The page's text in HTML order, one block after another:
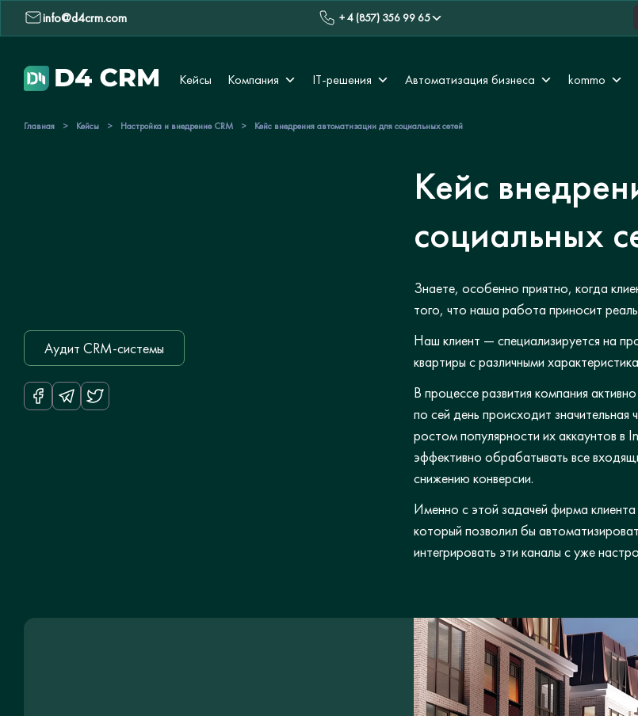
info@d4crm.com + 4 (857) 356 99 65
Кейсы Компания IT-решения Автоматизация бизнеса kommo
Главная > Кейсы > Настройка и внедрение CRM > Кейс внедрения автоматизации для социальных сетей
Аудит CRM-системы
Кейс
социальных
Знаете, особенно приятно, когда
того, что наша работа приносит
Наш клиент — специализируется на
квартиры с различными
В процессе развития компания
по сей день происходит
ростом популярности их аккаунтов в
эффективно обрабатывать все
снижению конверсии.
Именно с этой задачей фирма клиента
который позволил бы
интегрировать эти каналы с уже